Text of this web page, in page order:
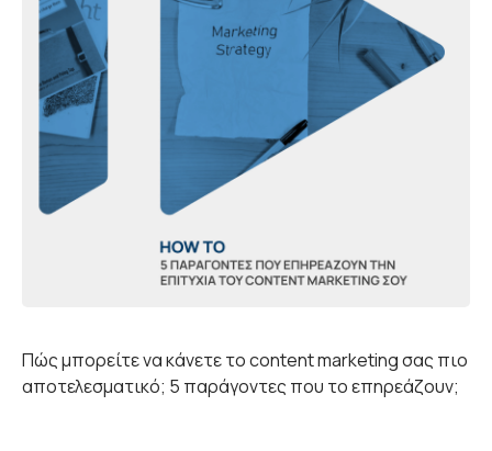
Πώς μπορείτε να κάνετε το content marketing σας πιο
αποτελεσματικό; 5 παράγοντες που το επηρεάζουν;